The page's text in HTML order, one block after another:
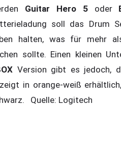
Guitar Hero 5oder
soll das Drum
halten, was für mehr
sollte. Einen kleinen
Version gibt es jedoch,
in orange-weiß
Quelle: Logitech